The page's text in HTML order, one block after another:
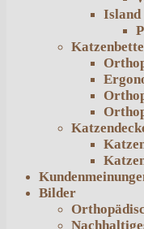
Island
Bilder